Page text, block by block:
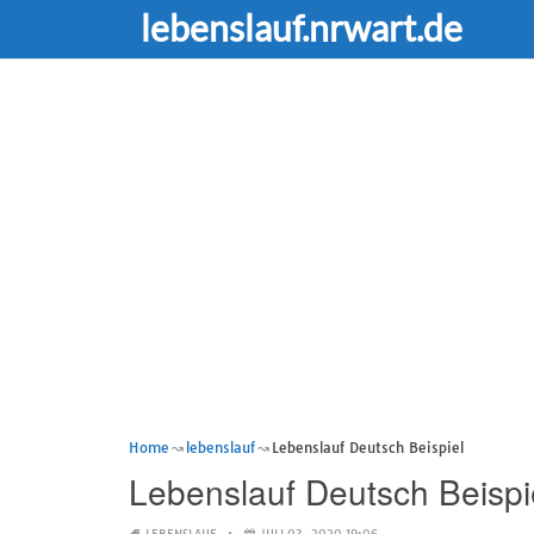
lebenslauf.nrwart.de
Home lebenslauf Lebenslauf Deutsch Beispiel
Lebenslauf Deutsch